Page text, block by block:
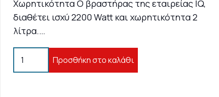
Χωρητικότητα Ο βραστήρας της εταιρείας IQ,
διαθέτει ισχύ 2200 Watt και χωρητικότητα 2
λίτρα.…
Προσθήκη στο καλάθι